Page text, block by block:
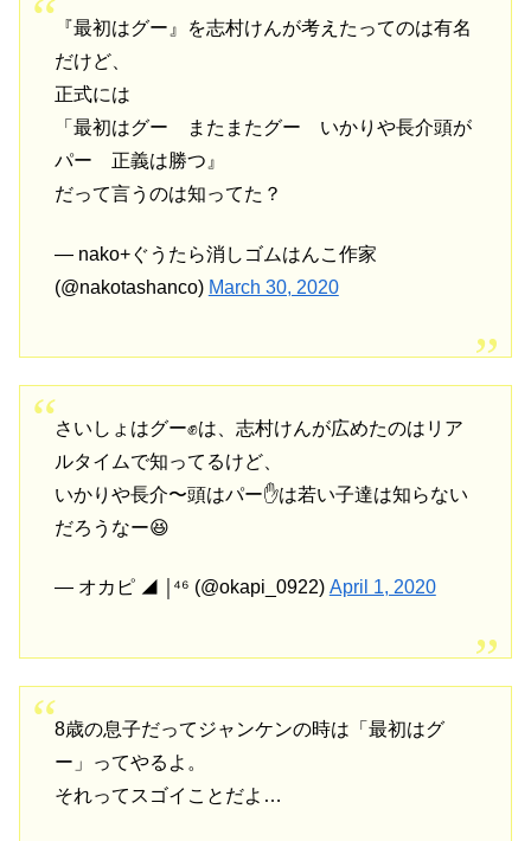
『最初はグー』を志村けんが考えたってのは有名
だけど、
正式には
「最初はグー またまたグー いかりや長介頭が
パー 正義は勝つ』
だって言うのは知ってた？
— nako+ぐうたら消しゴムはんこ作家
(@nakotashanco) March 30, 2020
さいしょはグー✊は、志村けんが広めたのはリア
ルタイムで知ってるけど、
いかりや長介〜頭はパー✋は若い子達は知らない
だろうなー😆
— オカピ ◢ ￨⁴⁶ (@okapi_0922) April 1, 2020
8歳の息子だってジャンケンの時は「最初はグ
ー」ってやるよ。
それってスゴイことだよ…